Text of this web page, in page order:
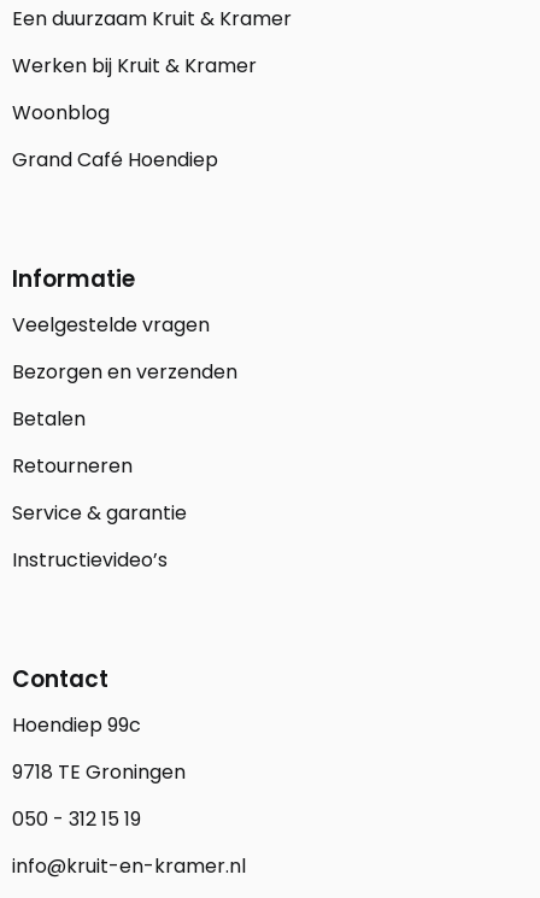
Een duurzaam Kruit & Kramer
Werken bij Kruit & Kramer
Woonblog
Grand Café Hoendiep
Informatie
Veelgestelde vragen
Bezorgen en verzenden
Betalen
Retourneren
Service & garantie
Instructievideo’s
Contact
Hoendiep 99c
9718 TE Groningen
050 - 312 15 19
info@kruit-en-kramer.nl